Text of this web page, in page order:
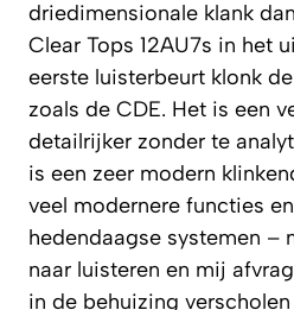
driedimensionale klank
Clear Tops 12AU7s in het
eerste luisterbeurt klonk
zoals de CDE. Het is een
detailrijker zonder te
is een zeer modern
veel modernere functies
hedendaagse systemen –
naar luisteren en mij
in de behuizing